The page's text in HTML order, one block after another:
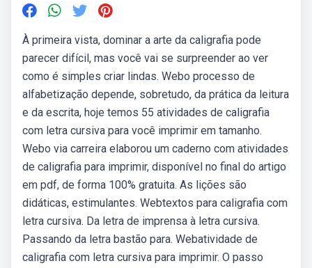
À primeira vista, dominar a arte da caligrafia pode
parecer difícil, mas você vai se surpreender ao ver
como é simples criar lindas. Webo processo de
alfabetização depende, sobretudo, da prática da leitura
e da escrita, hoje temos 55 atividades de caligrafia
com letra cursiva para você imprimir em tamanho.
Webo via carreira elaborou um caderno com atividades
de caligrafia para imprimir, disponível no final do artigo
em pdf, de forma 100% gratuita. As lições são
didáticas, estimulantes. Webtextos para caligrafia com
letra cursiva. Da letra de imprensa à letra cursiva.
Passando da letra bastão para. Webatividade de
caligrafia com letra cursiva para imprimir. O passo